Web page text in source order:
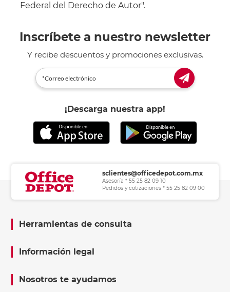
Federal del Derecho de Autor".
Inscríbete a nuestro newsletter
Y recibe descuentos y promociones exclusivas.
¡Descarga nuestra app!
sclientes@officedepot.com.mx
Asesoría * 55 25 82 09 10
Pedidos y cotizaciones * 55 25 82 09 00
Herramientas de consulta
Información legal
Nosotros te ayudamos